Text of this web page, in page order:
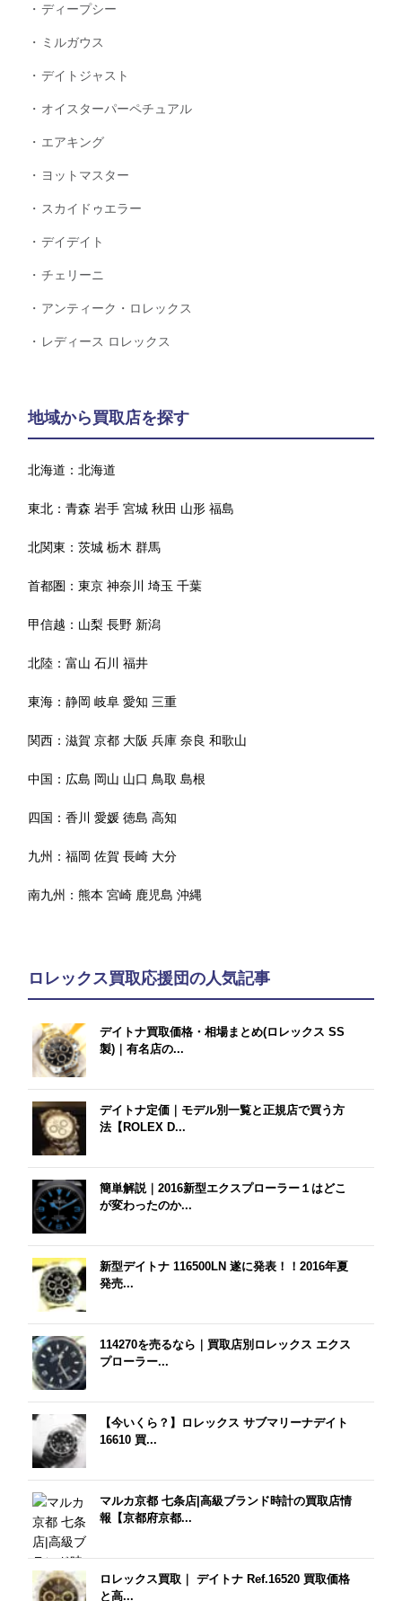
ディープシー
ミルガウス
デイトジャスト
オイスターパーペチュアル
エアキング
ヨットマスター
スカイドゥエラー
デイデイト
チェリーニ
アンティーク・ロレックス
レディース ロレックス
地域から買取店を探す
北海道：北海道
東北：青森 岩手 宮城 秋田 山形 福島
北関東：茨城 栃木 群馬
首都圏：東京 神奈川 埼玉 千葉
甲信越： 山梨 長野 新潟
北陸：富山 石川 福井
東海：静岡 岐阜 愛知 三重
関西：滋賀 京都 大阪 兵庫 奈良 和歌山
中国： 広島 岡山 山口 鳥取 島根
四国：香川 愛媛 徳島 高知
九州：福岡 佐賀 長崎 大分
南九州：熊本 宮崎 鹿児島 沖縄
ロレックス買取応援団の人気記事
デイトナ買取価格・相場まとめ(ロレックス SS
製)｜有名店の...
デイトナ定価｜モデル別一覧と正規店で買う方
法【ROLEX D...
簡単解説｜2016新型エクスプローラー１はどこ
が変わったのか...
新型デイトナ 116500LN 遂に発表！！2016年夏
発売...
114270を売るなら｜買取店別ロレックス エクス
プローラー...
【今いくら？】ロレックス サブマリーナデイト
16610 買...
マルカ京都 七条店|高級ブランド時計の買取店情
報【京都府京都...
ロレックス買取｜ デイトナ Ref.16520 買取価格
と高...